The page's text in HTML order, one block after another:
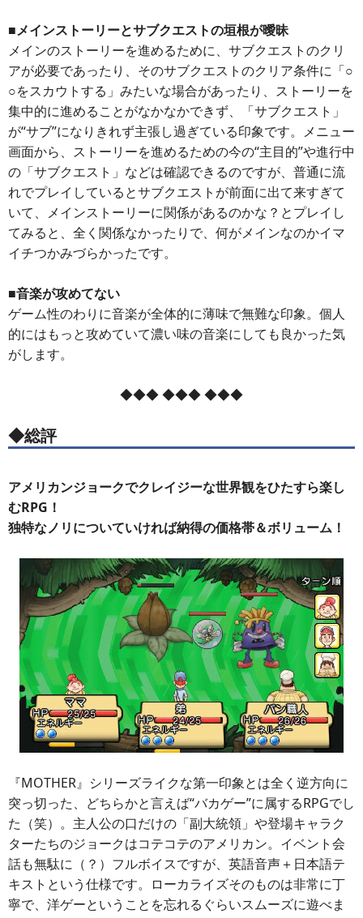
■メインストーリーとサブクエストの垣根が曖昧
メインのストーリーを進めるために、サブクエストのクリ
アが必要であったり、そのサブクエストのクリア条件に「○
○をスカウトする」みたいな場合があったり、ストーリーを
集中的に進めることがなかなかできず、「サブクエスト」
が“サブ”になりきれず主張し過ぎている印象です。メニュー
画面から、ストーリーを進めるための今の“主目的”や進行中
の「サブクエスト」などは確認できるのですが、普通に流
れでプレイしているとサブクエストが前面に出て来すぎて
いて、メインストーリーに関係があるのかな？とプレイし
てみると、全く関係なかったりで、何がメインなのかイマ
イチつかみづらかったです。
■音楽が攻めてない
ゲーム性のわりに音楽が全体的に薄味で無難な印象。個人
的にはもっと攻めていて濃い味の音楽にしても良かった気
がします。
◆◆◆ ◆◆◆ ◆◆◆
◆総評
アメリカンジョークでクレイジーな世界観をひたすら楽し
むRPG！
独特なノリについていければ納得の価格帯＆ボリューム！
『MOTHER』シリーズライクな第一印象とは全く逆方向に
突っ切った、どちらかと言えば“バカゲー”に属するRPGでし
た（笑）。主人公の口だけの「副大統領」や登場キャラク
ターたちのジョークはコテコテのアメリカン。イベント会
話も無駄に（？）フルボイスですが、英語音声＋日本語テ
キストという仕様です。ローカライズそのものは非常に丁
寧で、洋ゲーということを忘れるぐらいスムーズに遊べま